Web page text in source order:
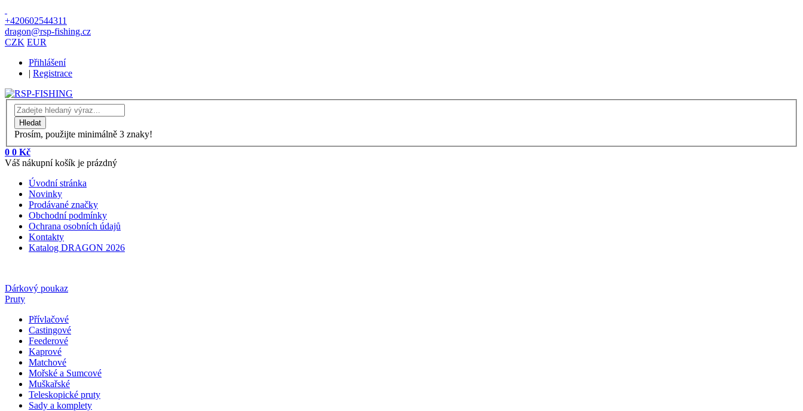
+420602544311
dragon@rsp-fishing.cz
CZK EUR
Přihlášení
| Registrace
Prosím, použijte minimálně 3 znaky!
0 0 Kč
Váš nákupní košík je prázdný
Úvodní stránka
Novinky
Prodávané značky
Obchodní podmínky
Ochrana osobních údajů
Kontakty
Katalog DRAGON 2026
Dárkový poukaz
Pruty
Přívlačové
Castingové
Feederové
Kaprové
Matchové
Mořské a Sumcové
Muškařské
Teleskopické pruty
Sady a komplety